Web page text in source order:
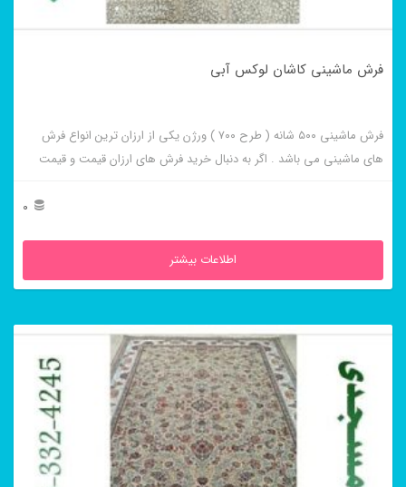
فرش ماشینی کاشان لوکس آبی
فرش ماشینی ۵۰۰ شانه ( طرح ۷۰۰ ) ورژن یکی از ارزان ترین انواع فرش
های ماشینی می باشد . اگر به دنبال خرید فرش های ارزان قیمت و قیمت
0
اطلاعات بیشتر